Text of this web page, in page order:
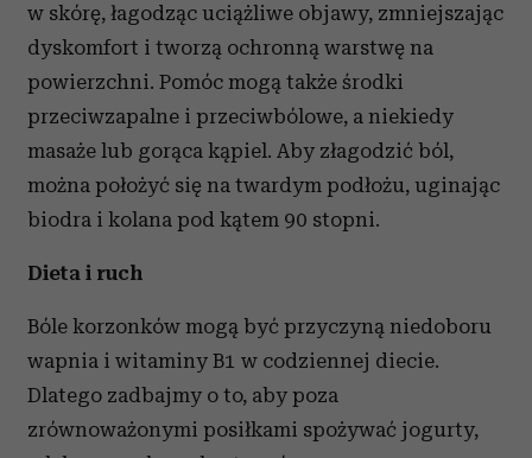
w skórę, łagodząc uciążliwe objawy, zmniejszając
dyskomfort i tworzą ochronną warstwę na
powierzchni. Pomóc mogą także środki
przeciwzapalne i przeciwbólowe, a niekiedy
masaże lub gorąca kąpiel. Aby złagodzić ból,
można położyć się na twardym podłożu, uginając
biodra i kolana pod kątem 90 stopni.
Dieta i ruch
Bóle korzonków mogą być przyczyną niedoboru
wapnia i witaminy B1 w codziennej diecie.
Dlatego zadbajmy o to, aby poza
zrównoważonymi posiłkami spożywać jogurty,